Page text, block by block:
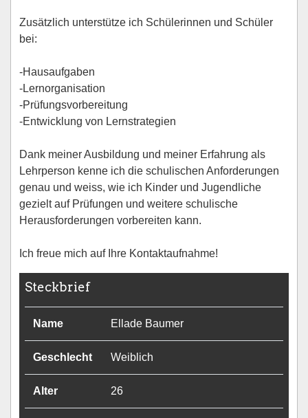
Zusätzlich unterstütze ich Schülerinnen und Schüler
bei:
-Hausaufgaben
-Lernorganisation
-Prüfungsvorbereitung
-Entwicklung von Lernstrategien
Dank meiner Ausbildung und meiner Erfahrung als
Lehrperson kenne ich die schulischen Anforderungen
genau und weiss, wie ich Kinder und Jugendliche
gezielt auf Prüfungen und weitere schulische
Herausforderungen vorbereiten kann.
Ich freue mich auf Ihre Kontaktaufnahme!
Steckbrief
Name Ellade Baumer
Geschlecht Weiblich
Alter 26